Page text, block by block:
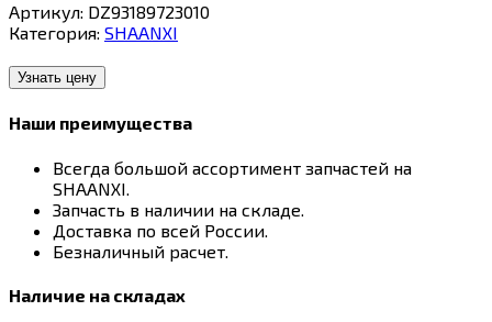
Артикул: DZ93189723010
Категория: SHAANXI
Узнать цену
Наши преимущества
Всегда большой ассортимент запчастей на
SHAANXI.
Запчасть в наличии на складе.
Доставка по всей России.
Безналичный расчет.
Наличие на складах